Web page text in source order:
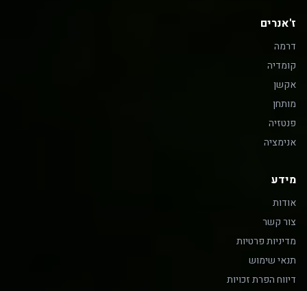
ז'אנרים
דרמה
קומדיה
אקשן
מותחן
פנטזיה
אנימציה
מידע
אודות
צור קשר
מדיניות פרטיות
תנאי שימוש
דיווח הפרת זכויות